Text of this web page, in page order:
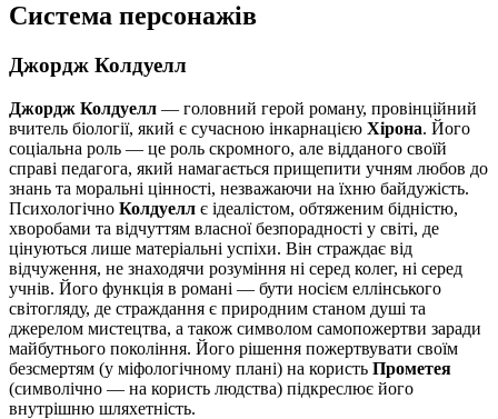
Система персонажів
Джордж Колдуелл
Джордж Колдуелл — головний герой роману, провінційний
вчитель біології, який є сучасною інкарнацією Хірона. Його
соціальна роль — це роль скромного, але відданого своїй
справі педагога, який намагається прищепити учням любов до
знань та моральні цінності, незважаючи на їхню байдужість.
Психологічно Колдуелл є ідеалістом, обтяженим бідністю,
хворобами та відчуттям власної безпорадності у світі, де
цінуються лише матеріальні успіхи. Він страждає від
відчуження, не знаходячи розуміння ні серед колег, ні серед
учнів. Його функція в романі — бути носієм еллінського
світогляду, де страждання є природним станом душі та
джерелом мистецтва, а також символом самопожертви заради
майбутнього покоління. Його рішення пожертвувати своїм
безсмертям (у міфологічному плані) на користь Прометея
(символічно — на користь людства) підкреслює його
внутрішню шляхетність.